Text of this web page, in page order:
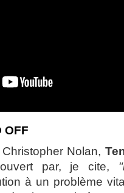
OFF
Nolan,
par, je cite,
à un problème